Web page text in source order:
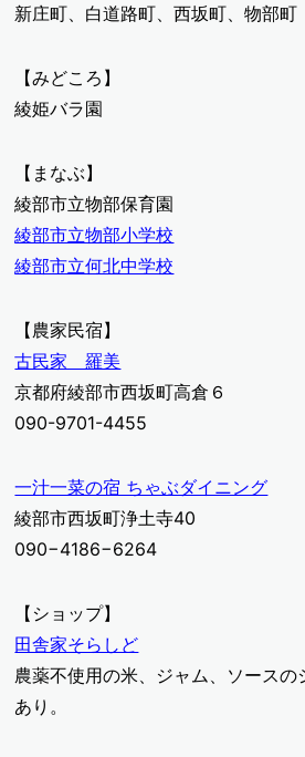
新庄町、白道路町、西坂町、物部町
【みどころ】
綾姫バラ園
【まなぶ】
綾部市立物部保育園
綾部市立物部小学校
綾部市立何北中学校
【農家民宿】
古民家 羅美
京都府綾部市西坂町高倉６
090-9701-4455
一汁一菜の宿 ちゃぶダイニング
綾部市西坂町浄土寺40
090−4186−6264
【ショップ】
田舎家そらしど
農薬不使用の米、ジャム、ソースの
あり。